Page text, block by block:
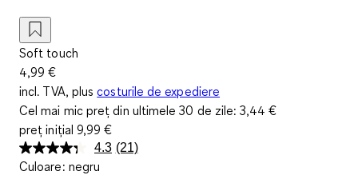
Soft touch
4,99 €
incl. TVA, plus costurile de expediere
Cel mai mic preț din ultimele 30 de zile:3,44 €
preț inițial9,99 €
4.3 Citiți
(21)
Culoare: negru